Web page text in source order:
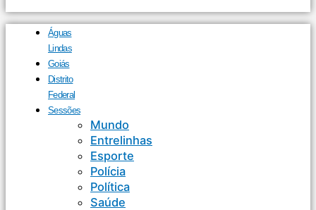
Águas
Lindas
Goiás
Distrito
Federal
Sessões
Mundo
Entrelinhas
Esporte
Polícia
Política
Saúde